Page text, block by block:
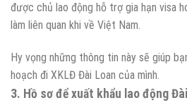
được chủ lao động hỗ trợ gia hạn visa
làm liên quan khi về Việt Nam.
Hy vọng những thông tin này sẽ giúp
hoạch đi XKLĐ Đài Loan của mình.
3. Hồ sơ để xuất khẩu lao động